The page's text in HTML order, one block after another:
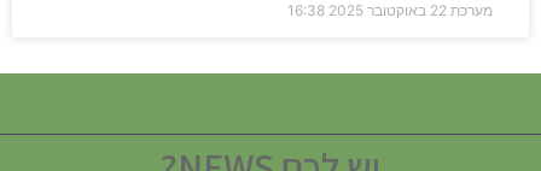
מערכת 22 באוקטובר 2025 16:38